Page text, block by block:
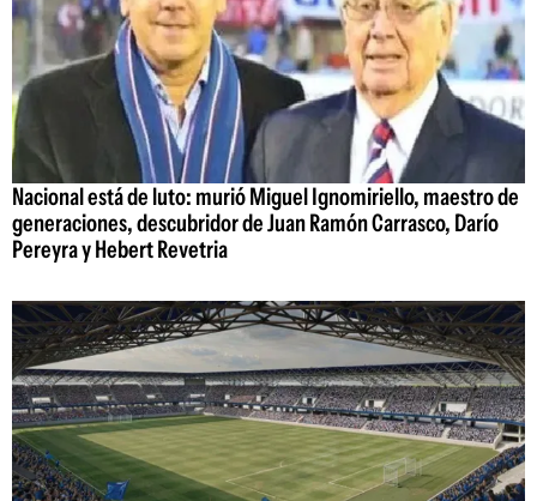
Nacional está de luto: murió Miguel Ignomiriello, maestro de
generaciones, descubridor de Juan Ramón Carrasco, Darío
Pereyra y Hebert Revetria